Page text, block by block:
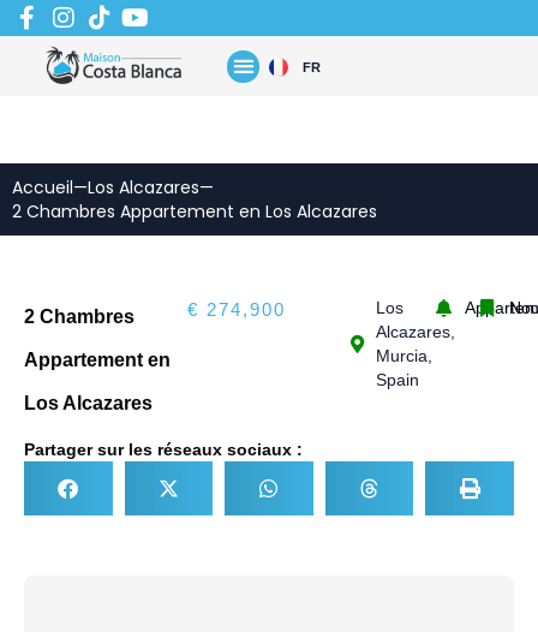
Aller
au
contenu
FR
Accueil—Los Alcazares—
2 Chambres Appartement en Los Alcazares
2 Chambres
Appartement en
Los Alcazares
€ 274,900
Los
Alcazares,
Murcia,
Spain
Partager sur les réseaux sociaux :